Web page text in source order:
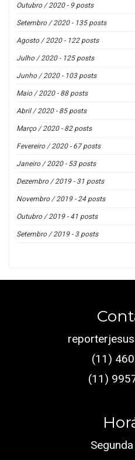
Outubro / 2020 - 9 posts
Setembro / 2020 - 135 posts
Agosto / 2020 - 122 posts
Julho / 2020 - 125 posts
Junho / 2020 - 103 posts
Maio / 2020 - 88 posts
Abril / 2020 - 85 posts
Março / 2020 - 82 posts
Fevereiro / 2020 - 67 posts
Janeiro / 2020 - 53 posts
Dezembro / 2019 - 31 posts
Novembro / 2019 - 24 posts
Outubro / 2019 - 41 posts
Setembro / 2019 - 3 posts
(11)
(11)